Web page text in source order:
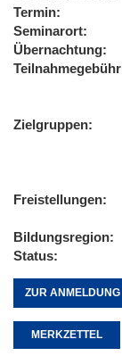
Termin
Seminarort
Übernachtung
Teilnahmegebühr
Zielgruppen
Freistellungen
Bildungsregion
Status
ZUR ANMELDUNG
MERKZETTEL